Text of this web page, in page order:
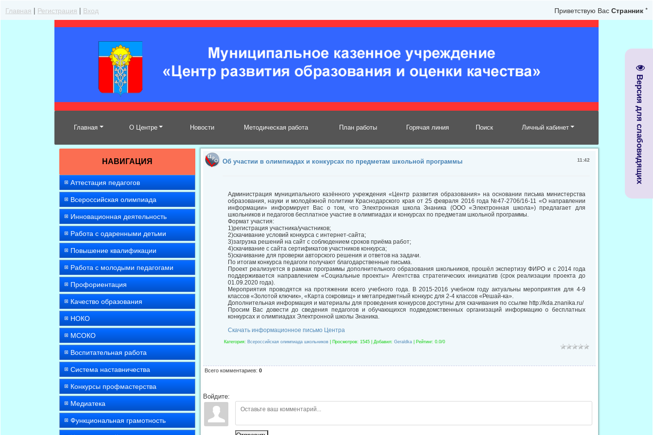
Версия для слабовидящих
Главная | Регистрация | Вход Приветствую Вас Странник *
Главная О Центре Новости Методическая работа План работы Горячая линия Поиск Личный кабинет
НАВИГАЦИЯ
Аттестация педагогов
Всероссийская олимпиада
Инновационная деятельность
Работа с одаренными детьми
Повышение квалификации
Работа с молодыми педагогами
Профориентация
Качество образования
НОКО
МСОКО
Воспитательная работа
Система наставничества
Конкурсы профмастерства
Медиатека
Функциональная грамотность
Об участии в олимпиадах и конкурсах по предметам школьной программы 11:42
Администрация муниципального казённого учреждения «Центр развития образования» на основании письма министерства
образования, науки и молодёжной политики Краснодарского края от 25 февраля 2016 года №47-2706/16-11 «О направлении
информации» информирует Вас о том, что Электронная школа Знаника (ООО «Электронная школа») предлагает для
школьников и педагогов бесплатное участие в олимпиадах и конкурсах по предметам школьной программы.
Формат участия:
1)регистрация участника/участников;
2)скачивание условий конкурса с интернет-сайта;
3)загрузка решений на сайт с соблюдением сроков приёма работ;
4)скачивание с сайта сертификатов участников конкурса;
5)скачивание для проверки авторского решения и ответов на задачи.
По итогам конкурса педагоги получают благодарственные письма.
Проект реализуется в рамках программы дополнительного образования школьников, прошёл экспертизу ФИРО и с 2014 года
поддерживается направлением «Социальные проекты» Агентства стратегических инициатив (срок реализации проекта до
01.09.2020 года).
Мероприятия проводятся на протяжении всего учебного года. В 2015-2016 учебном году актуальны мероприятия для 4-9
классов «Золотой ключик», «Карта сокровищ» и метапредметный конкурс для 2-4 классов «Решай-ка».
Дополнительная информация и материалы для проведения конкурсов доступны для скачивания по ссылке http://kda.znanika.ru/
Просим Вас довести до сведения педагогов и обучающихся подведомственных организаций информацию о бесплатных
конкурсах и олимпиадах Электронной школы Знаника.
Скачать информационное письмо Центра
Категория: Всероссийская олимпиада школьников Просмотров: 1545 | Добавил: Geraldka Рейтинг: 0.0/0
Всего комментариев: 0
Войдите: